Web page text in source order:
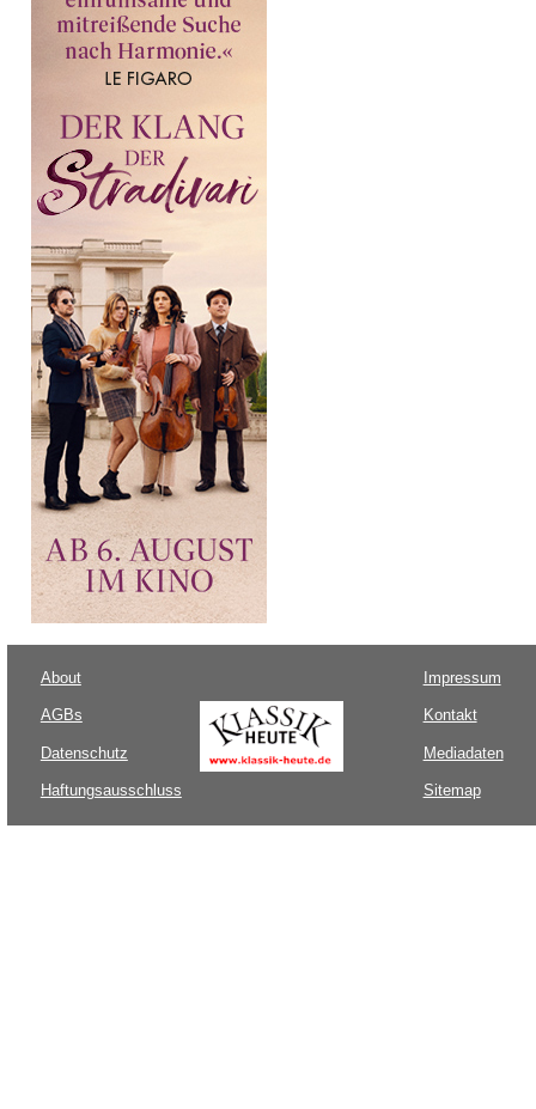
About
AGBs
Datenschutz
Haftungsausschluss
Impressum
Kontakt
Mediadaten
Sitemap